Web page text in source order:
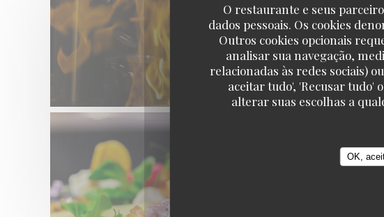
O restaurante e seus
dados pessoais. Os cookies
Outros cookies opcionais
analisar sua navegação,
relacionadas às redes sociais)
aceitar tudo', 'Recusar tudo'
alterar suas escolhas a
OK,